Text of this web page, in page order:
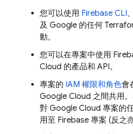
您可以使用 Firebase CLI、
及 Google 的任何
動。
您可以在專案中使用
Cloud 的產品和 API。
專案的 IAM 權限和角色會
Google Cloud 之間共用
對 Google Cloud 專案的
用至 Firebase 專案 (反之亦